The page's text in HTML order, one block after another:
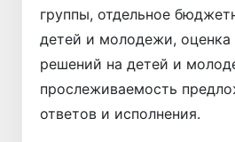
группы, отдельное
детей и молодежи, оценка
решений на детей и
прослеживаемость
ответов и исполнения.